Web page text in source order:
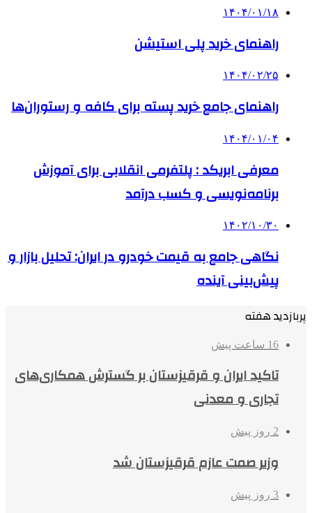
۱۴۰۴/۰۱/۱۸
راهنمای خرید پلی استیشن
۱۴۰۴/۰۲/۲۵
راهنمای جامع خرید پسته برای کافه و رستوران‌ها
۱۴۰۴/۰۱/۰۴
معرفی ابریکد : پلتفرمی انقلابی برای آموزش
برنامه‌نویسی و کسب درآمد
۱۴۰۲/۱۰/۳۰
نگاهی جامع به قیمت خودرو در ایران: تحلیل بازار و
پیش‌بینی آینده
پربازدید هفته
16 ساعت پیش
تاکید ایران و قرقیزستان بر گسترش همکاری‌های
تجاری و معدنی
2 روز پیش
وزیر صمت عازم قرقیزستان شد
3 روز پیش